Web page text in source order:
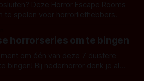
Deze Horror Escape Rooms
te spelen voor horrorliefhebbers.
horrorseries om te bingen
om één van deze 7 duistere
denk je al